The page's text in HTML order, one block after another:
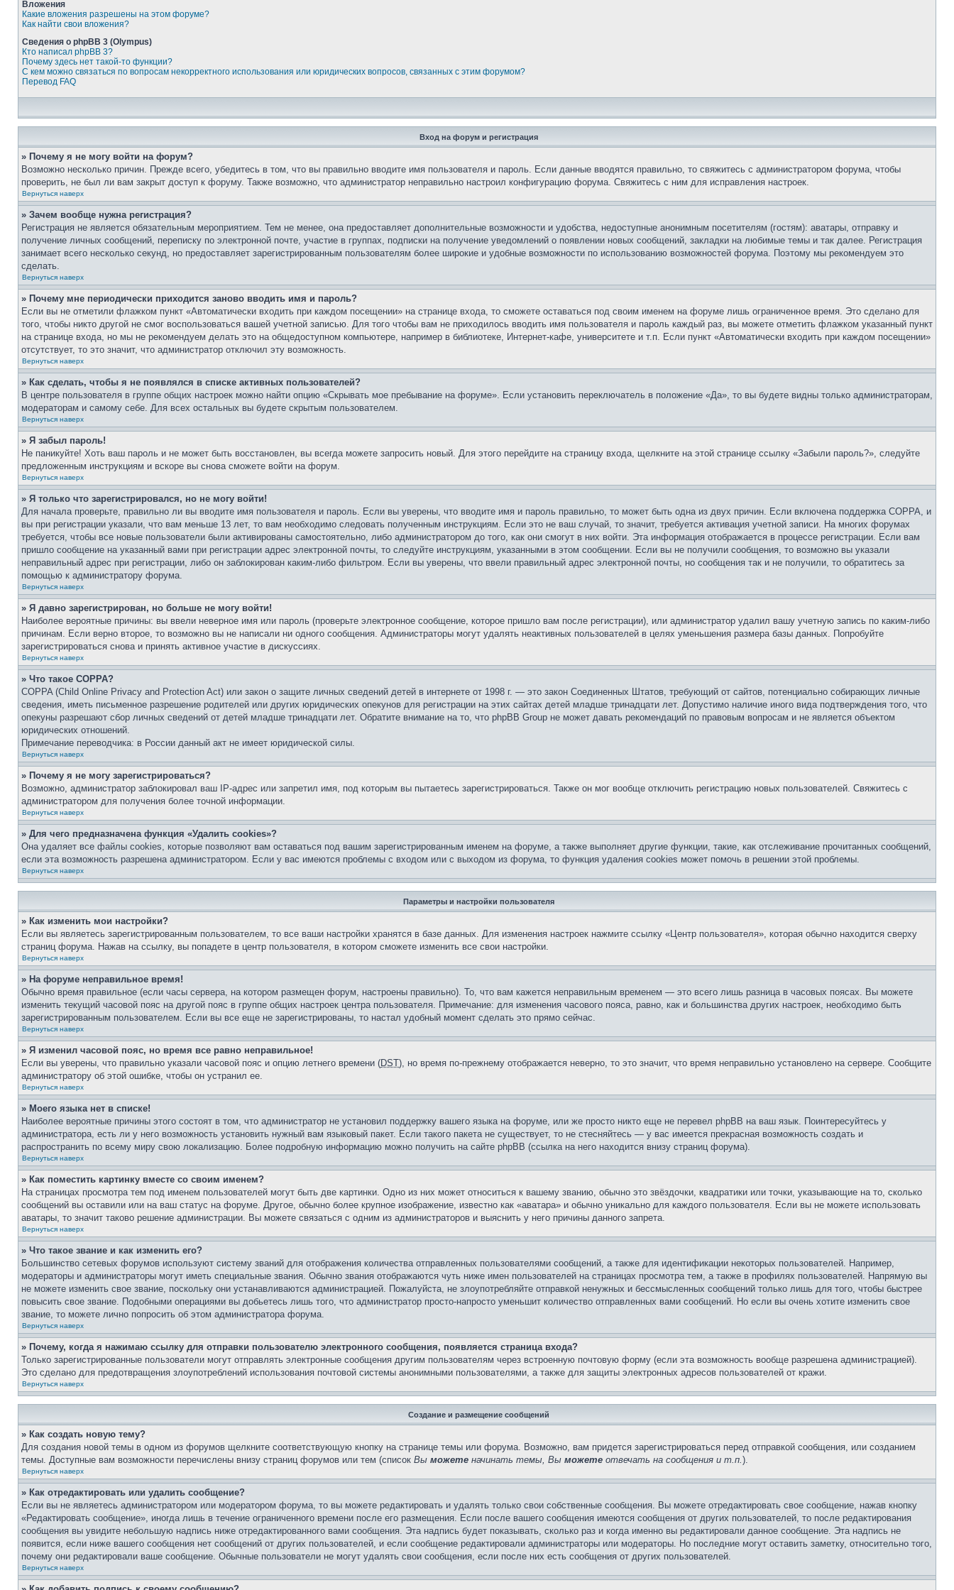
Вложения
Какие вложения разрешены на этом форуме?
Как найти свои вложения?
Сведения о phpBB 3 (Olympus)
Кто написал phpBB 3?
Почему здесь нет такой-то функции?
С кем можно связаться по вопросам некорректного использования или юридических вопросов, связанных с этим форумом?
Перевод FAQ
Вход на форум и регистрация
» Почему я не могу войти на форум?
Возможно несколько причин. Прежде всего, убедитесь в том, что вы правильно вводите имя пользователя и пароль. Если данные вводятся правильно, то свяжитесь с администратором форума, чтобы
проверить, не был ли вам закрыт доступ к форуму. Также возможно, что администратор неправильно настроил конфигурацию форума. Свяжитесь с ним для исправления настроек.
Вернуться наверх
» Зачем вообще нужна регистрация?
Регистрация не является обязательным мероприятием. Тем не менее, она предоставляет дополнительные возможности и удобства, недоступные анонимным посетителям (гостям): аватары, отправку и
получение личных сообщений, переписку по электронной почте, участие в группах, подписки на получение уведомлений о появлении новых сообщений, закладки на любимые темы и так далее. Регистрация
занимает всего несколько секунд, но предоставляет зарегистрированным пользователям более широкие и удобные возможности по использованию возможностей форума. Поэтому мы рекомендуем это
сделать.
Вернуться наверх
» Почему мне периодически приходится заново вводить имя и пароль?
Если вы не отметили флажком пункт «Автоматически входить при каждом посещении» на странице входа, то сможете оставаться под своим именем на форуме лишь ограниченное время. Это сделано для
того, чтобы никто другой не смог воспользоваться вашей учетной записью. Для того чтобы вам не приходилось вводить имя пользователя и пароль каждый раз, вы можете отметить флажком указанный пункт
на странице входа, но мы не рекомендуем делать это на общедоступном компьютере, например в библиотеке, Интернет-кафе, университете и т.п. Если пункт «Автоматически входить при каждом посещении»
отсутствует, то это значит, что администратор отключил эту возможность.
Вернуться наверх
» Как сделать, чтобы я не появлялся в списке активных пользователей?
В центре пользователя в группе общих настроек можно найти опцию «Скрывать мое пребывание на форуме». Если установить переключатель в положение «Да», то вы будете видны только администраторам,
модераторам и самому себе. Для всех остальных вы будете скрытым пользователем.
Вернуться наверх
» Я забыл пароль!
Не паникуйте! Хоть ваш пароль и не может быть восстановлен, вы всегда можете запросить новый. Для этого перейдите на страницу входа, щелкните на этой странице ссылку «Забыли пароль?», следуйте
предложенным инструкциям и вскоре вы снова сможете войти на форум.
Вернуться наверх
» Я только что зарегистрировался, но не могу войти!
Для начала проверьте, правильно ли вы вводите имя пользователя и пароль. Если вы уверены, что вводите имя и пароль правильно, то может быть одна из двух причин. Если включена поддержка COPPA, и
вы при регистрации указали, что вам меньше 13 лет, то вам необходимо следовать полученным инструкциям. Если это не ваш случай, то значит, требуется активация учетной записи. На многих форумах
требуется, чтобы все новые пользователи были активированы самостоятельно, либо администратором до того, как они смогут в них войти. Эта информация отображается в процессе регистрации. Если вам
пришло сообщение на указанный вами при регистрации адрес электронной почты, то следуйте инструкциям, указанными в этом сообщении. Если вы не получили сообщения, то возможно вы указали
неправильный адрес при регистрации, либо он заблокирован каким-либо фильтром. Если вы уверены, что ввели правильный адрес электронной почты, но сообщения так и не получили, то обратитесь за
помощью к администратору форума.
Вернуться наверх
» Я давно зарегистрирован, но больше не могу войти!
Наиболее вероятные причины: вы ввели неверное имя или пароль (проверьте электронное сообщение, которое пришло вам после регистрации), или администратор удалил вашу учетную запись по каким-либо
причинам. Если верно второе, то возможно вы не написали ни одного сообщения. Администраторы могут удалять неактивных пользователей в целях уменьшения размера базы данных. Попробуйте
зарегистрироваться снова и принять активное участие в дискуссиях.
Вернуться наверх
» Что такое COPPA?
COPPA (Child Online Privacy and Protection Act) или закон о защите личных сведений детей в интернете от 1998 г. — это закон Соединенных Штатов, требующий от сайтов, потенциально собирающих личные
сведения, иметь письменное разрешение родителей или других юридических опекунов для регистрации на этих сайтах детей младше тринадцати лет. Допустимо наличие иного вида подтверждения того, что
опекуны разрешают сбор личных сведений от детей младше тринадцати лет. Обратите внимание на то, что phpBB Group не может давать рекомендаций по правовым вопросам и не является объектом
юридических отношений.
Примечание переводчика: в России данный акт не имеет юридической силы.
Вернуться наверх
» Почему я не могу зарегистрироваться?
Возможно, администратор заблокировал ваш IP-адрес или запретил имя, под которым вы пытаетесь зарегистрироваться. Также он мог вообще отключить регистрацию новых пользователей. Свяжитесь с
администратором для получения более точной информации.
Вернуться наверх
» Для чего предназначена функция «Удалить cookies»?
Она удаляет все файлы cookies, которые позволяют вам оставаться под вашим зарегистрированным именем на форуме, а также выполняет другие функции, такие, как отслеживание прочитанных сообщений,
если эта возможность разрешена администратором. Если у вас имеются проблемы с входом или с выходом из форума, то функция удаления cookies может помочь в решении этой проблемы.
Вернуться наверх
Параметры и настройки пользователя
» Как изменить мои настройки?
Если вы являетесь зарегистрированным пользователем, то все ваши настройки хранятся в базе данных. Для изменения настроек нажмите ссылку «Центр пользователя», которая обычно находится сверху
страниц форума. Нажав на ссылку, вы попадете в центр пользователя, в котором сможете изменить все свои настройки.
Вернуться наверх
» На форуме неправильное время!
Обычно время правильное (если часы сервера, на котором размещен форум, настроены правильно). То, что вам кажется неправильным временем — это всего лишь разница в часовых поясах. Вы можете
изменить текущий часовой пояс на другой пояс в группе общих настроек центра пользователя. Примечание: для изменения часового пояса, равно, как и большинства других настроек, необходимо быть
зарегистрированным пользователем. Если вы все еще не зарегистрированы, то настал удобный момент сделать это прямо сейчас.
Вернуться наверх
» Я изменил часовой пояс, но время все равно неправильное!
Если вы уверены, что правильно указали часовой пояс и опцию летнего времени (DST), но время по-прежнему отображается неверно, то это значит, что время неправильно установлено на сервере. Сообщите
администратору об этой ошибке, чтобы он устранил ее.
Вернуться наверх
» Моего языка нет в списке!
Наиболее вероятные причины этого состоят в том, что администратор не установил поддержку вашего языка на форуме, или же просто никто еще не перевел phpBB на ваш язык. Поинтересуйтесь у
администратора, есть ли у него возможность установить нужный вам языковый пакет. Если такого пакета не существует, то не стесняйтесь — у вас имеется прекрасная возможность создать и
распространить по всему миру свою локализацию. Более подробную информацию можно получить на сайте phpBB (ссылка на него находится внизу страниц форума).
Вернуться наверх
» Как поместить картинку вместе со своим именем?
На страницах просмотра тем под именем пользователей могут быть две картинки. Одно из них может относиться к вашему званию, обычно это звёздочки, квадратики или точки, указывающие на то, сколько
сообщений вы оставили или на ваш статус на форуме. Другое, обычно более крупное изображение, известно как «аватара» и обычно уникально для каждого пользователя. Если вы не можете использовать
аватары, то значит таково решение администрации. Вы можете связаться с одним из администраторов и выяснить у него причины данного запрета.
Вернуться наверх
» Что такое звание и как изменить его?
Большинство сетевых форумов используют систему званий для отображения количества отправленных пользователями сообщений, а также для идентификации некоторых пользователей. Например,
модераторы и администраторы могут иметь специальные звания. Обычно звания отображаются чуть ниже имен пользователей на страницах просмотра тем, а также в профилях пользователей. Напрямую вы
не можете изменить свое звание, поскольку они устанавливаются администрацией. Пожалуйста, не злоупотребляйте отправкой ненужных и бессмысленных сообщений только лишь для того, чтобы быстрее
повысить свое звание. Подобными операциями вы добьетесь лишь того, что администратор просто-напросто уменьшит количество отправленных вами сообщений. Но если вы очень хотите изменить свое
звание, то можете лично попросить об этом администратора форума.
Вернуться наверх
» Почему, когда я нажимаю ссылку для отправки пользователю электронного сообщения, появляется страница входа?
Только зарегистрированные пользователи могут отправлять электронные сообщения другим пользователям через встроенную почтовую форму (если эта возможность вообще разрешена администрацией).
Это сделано для предотвращения злоупотреблений использования почтовой системы анонимными пользователями, а также для защиты электронных адресов пользователей от кражи.
Вернуться наверх
Создание и размещение сообщений
» Как создать новую тему?
Для создания новой темы в одном из форумов щелкните соответствующую кнопку на странице темы или форума. Возможно, вам придется зарегистрироваться перед отправкой сообщения, или созданием
темы. Доступные вам возможности перечислены внизу страниц форумов или тем (список Вы можете начинать темы, Вы можете отвечать на сообщения и т.п.).
Вернуться наверх
» Как отредактировать или удалить сообщение?
Если вы не являетесь администратором или модератором форума, то вы можете редактировать и удалять только свои собственные сообщения. Вы можете отредактировать свое сообщение, нажав кнопку
«Редактировать сообщение», иногда лишь в течение ограниченного времени после его размещения. Если после вашего сообщения имеются сообщения от других пользователей, то после редактирования
сообщения вы увидите небольшую надпись ниже отредактированного вами сообщения. Эта надпись будет показывать, сколько раз и когда именно вы редактировали данное сообщение. Эта надпись не
появится, если ниже вашего сообщения нет сообщений от других пользователей, и если сообщение редактировали администраторы или модераторы. Но последние могут оставить заметку, относительно того,
почему они редактировали ваше сообщение. Обычные пользователи не могут удалять свои сообщения, если после них есть сообщения от других пользователей.
Вернуться наверх